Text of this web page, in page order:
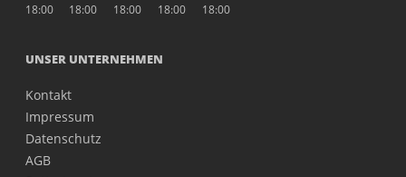
18:00
18:00
18:00
18:00
18:00
UNSER UNTERNEHMEN
Kontakt
Impressum
Datenschutz
AGB